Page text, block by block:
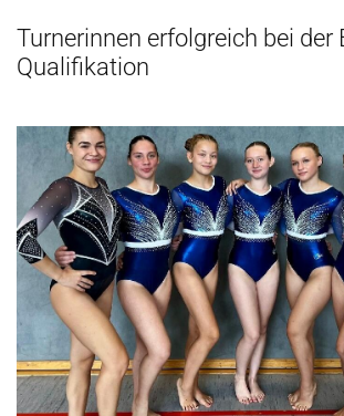
Turnerinnen erfolgreich bei der
Qualifikation